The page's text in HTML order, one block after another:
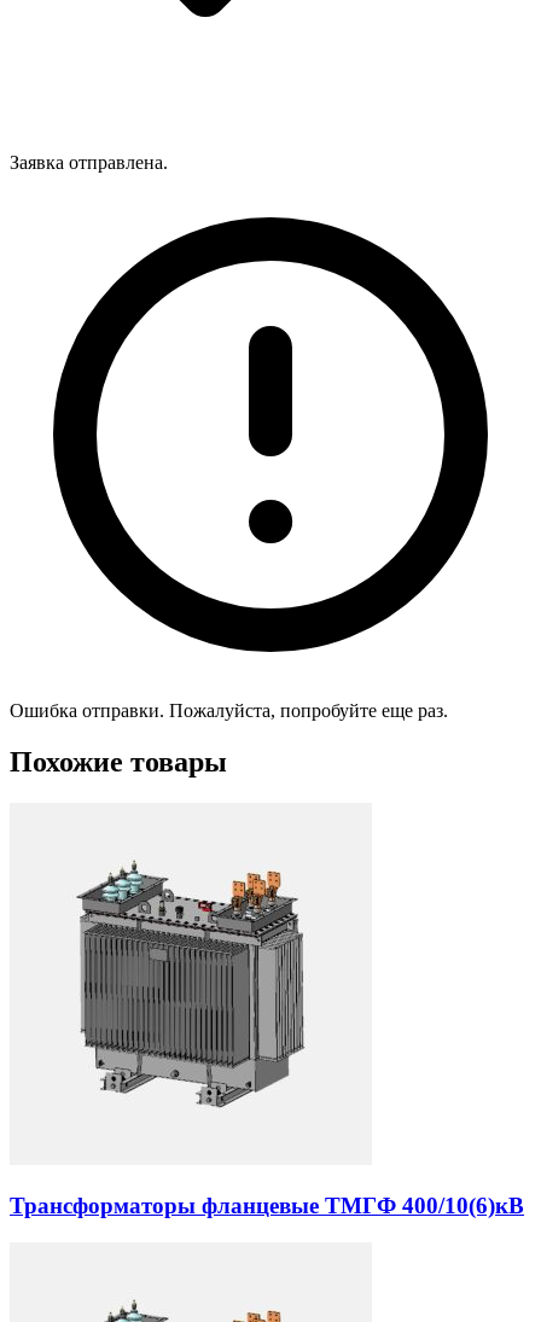
Заявка отправлена.
Ошибка отправки. Пожалуйста, попробуйте еще раз.
Похожие товары
Трансформаторы фланцевые ТМГФ 400/10(6)кВ